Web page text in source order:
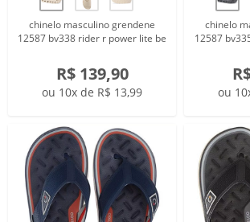
chinelo masculino grendene
12587 bv338 rider r power lite be
R$ 139,90
ou 10x de R$ 13,99
chinelo
12587
ou